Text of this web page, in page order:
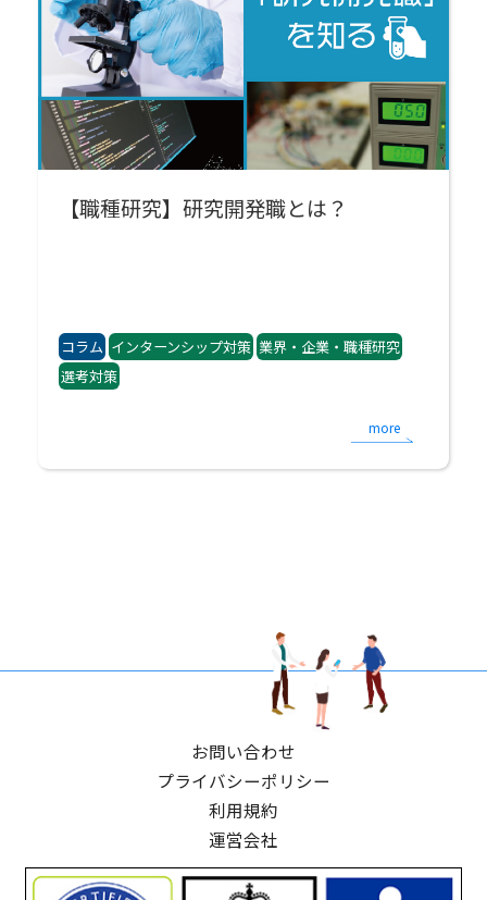
【職種研究】研究開発職とは？
コラム インターンシップ対策 業界・企業・職種研究
選考対策
more
お問い合わせ
プライバシーポリシー
利用規約
運営会社